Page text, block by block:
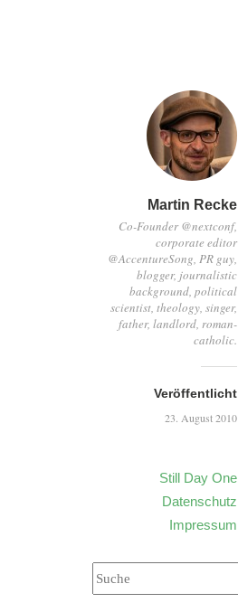
Martin Recke
Co-Founder @nextconf,
corporate editor
@AccentureSong, PR guy,
blogger, journalistic
background, political
scientist, theology, singer,
father, landlord, roman-
catholic.
Veröffentlicht
23. August 2010
Still Day One
Datenschutz
Impressum